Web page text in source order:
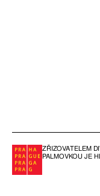
ZŘIZOVATELEM
PALMOVKOU JE